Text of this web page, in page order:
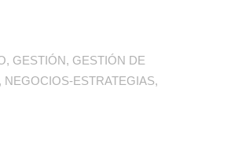
, GESTIÓN, GESTIÓN DE
, NEGOCIOS-ESTRATEGIAS,